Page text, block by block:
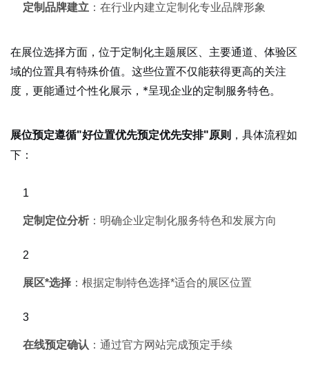
定制品牌建立 ：在行业内建立定制化专业品牌形象
在展位选择方面，位于定制化主题展区、主要通道、体验区
域的位置具有特殊价值。这些位置不仅能获得更高的关注
度，更能通过个性化展示，*呈现企业的定制服务特色。
展位预定遵循"好位置优先预定优先安排"原则 ，具体流程如
下：
定制定位分析 ：明确企业定制化服务特色和发展方向
展区*选择 ：根据定制特色选择*适合的展区位置
在线预定确认 ：通过官方网站完成预定手续